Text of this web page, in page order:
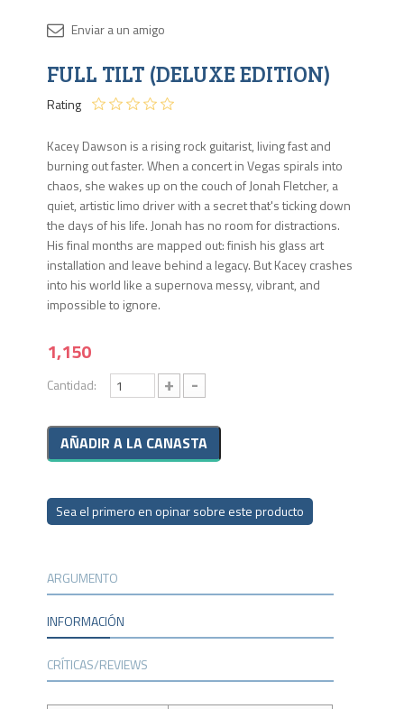
FULL TILT (DELUXE EDITION)
Rating
Kacey Dawson is a rising rock guitarist, living fast and
burning out faster. When a concert in Vegas spirals into
chaos, she wakes up on the couch of Jonah Fletcher, a
quiet, artistic limo driver with a secret that's ticking down
the days of his life. Jonah has no room for distractions.
His final months are mapped out: finish his glass art
installation and leave behind a legacy. But Kacey crashes
into his world like a supernova messy, vibrant, and
impossible to ignore.
1,150
Cantidad: + -
Sea el primero en opinar sobre este producto
ARGUMENTO
INFORMACIÓN
CRÍTICAS/REVIEWS